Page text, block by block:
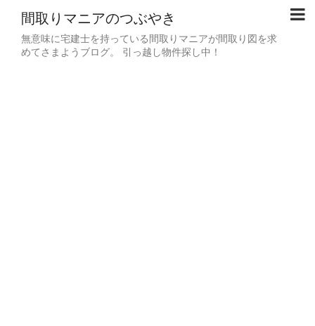
間取りマニアのつぶやき
無意味に宅建士を持っている間取りマニアが間取り図を求
めてさまようブログ。 引っ越し物件探し中！